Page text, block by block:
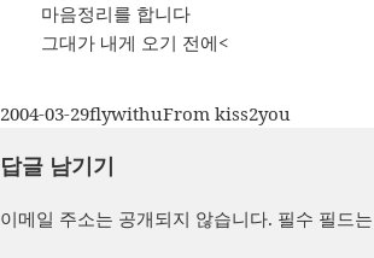
마음정리를 합니다
그대가 내게 오기 전에<
작
일
2004-03-29글
이
flywithu카
From kiss2you
답글 남기기
이메일 주소는 공개되지 않습니다. 필수 필드는